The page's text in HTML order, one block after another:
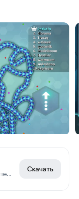
Следующий текст нужно перевести на русский язык, если он не на русском.
Скачать